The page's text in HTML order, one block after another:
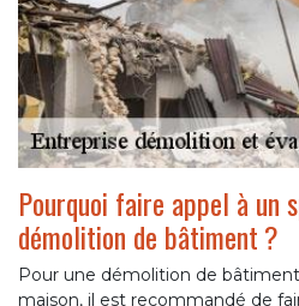
Pourquoi faire appel à un
démolition de bâtiment ?
Pour une démolition de
maison, il est recommandé de